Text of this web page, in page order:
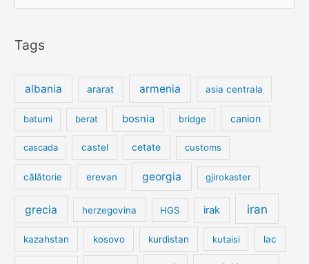
for:
Tags
albania ararat armenia asia centrala
batumi berat bosnia bridge canion
cascada castel cetate customs
călătorie erevan georgia gjirokaster
grecia herzegovina HGS irak iran
kazahstan kosovo kurdistan kutaisi lac